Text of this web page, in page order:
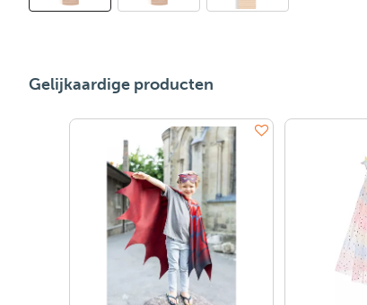
Gelijkaardige producten